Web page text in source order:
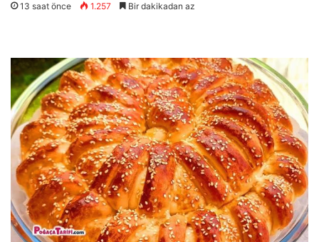
13 saat önce 1.257 Bir dakikadan az